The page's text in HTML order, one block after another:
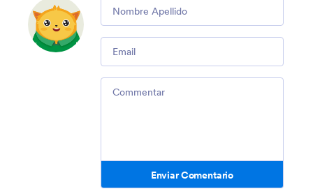
Enviar Comentario